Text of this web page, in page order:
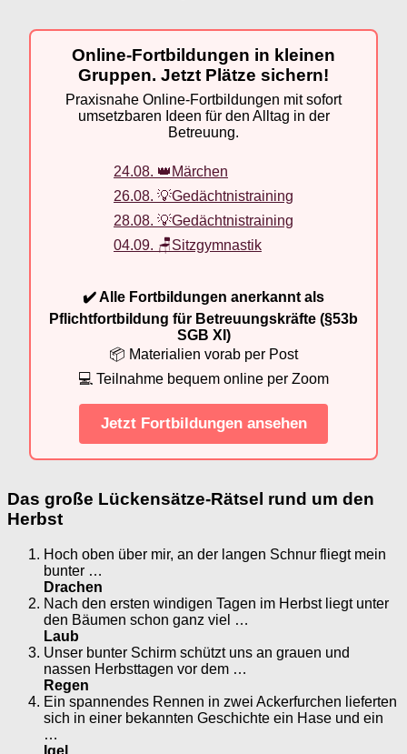
Online-Fortbildungen in kleinen
Gruppen. Jetzt Plätze sichern!
Praxisnahe Online-Fortbildungen mit sofort
umsetzbaren Ideen für den Alltag in der
Betreuung.
24.08. 👑Märchen
26.08. 💡Gedächtnistraining
28.08. 💡Gedächtnistraining
04.09. 🪑Sitzgymnastik
✔️ Alle Fortbildungen anerkannt als
Pflichtfortbildung für Betreuungskräfte (§53b
SGB XI)
📦 Materialien vorab per Post
💻 Teilnahme bequem online per Zoom
Jetzt Fortbildungen ansehen
Das große Lückensätze-Rätsel rund um den
Herbst
Hoch oben über mir, an der langen Schnur fliegt mein
bunter …
Drachen
Nach den ersten windigen Tagen im Herbst liegt unter
den Bäumen schon ganz viel …
Laub
Unser bunter Schirm schützt uns an grauen und
nassen Herbsttagen vor dem …
Regen
Ein spannendes Rennen in zwei Ackerfurchen lieferten
sich in einer bekannten Geschichte ein Hase und ein
…
Igel